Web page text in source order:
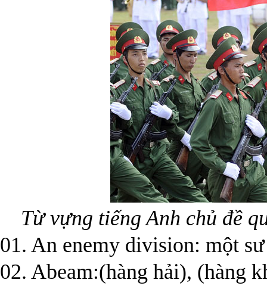
Từ vựng tiếng Anh chủ đề
01. An enemy division: một
02. Abeam:(hàng hải), (hàng